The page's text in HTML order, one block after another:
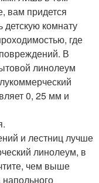
вам придется
детскую комнату
где
В
линолеум
0, 25 мм и
и лестниц лучше
линолеум, в
чем выше